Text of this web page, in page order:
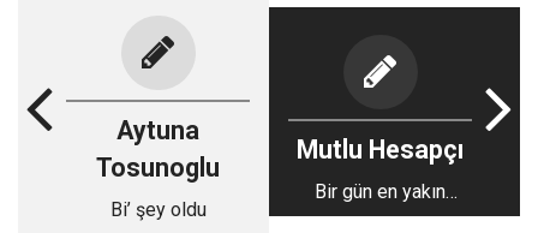
Aytuna
Tosunoglu
Bi’ şey oldu
Mutlu Hesapçı
Bir gün en yakın
arkadaşını